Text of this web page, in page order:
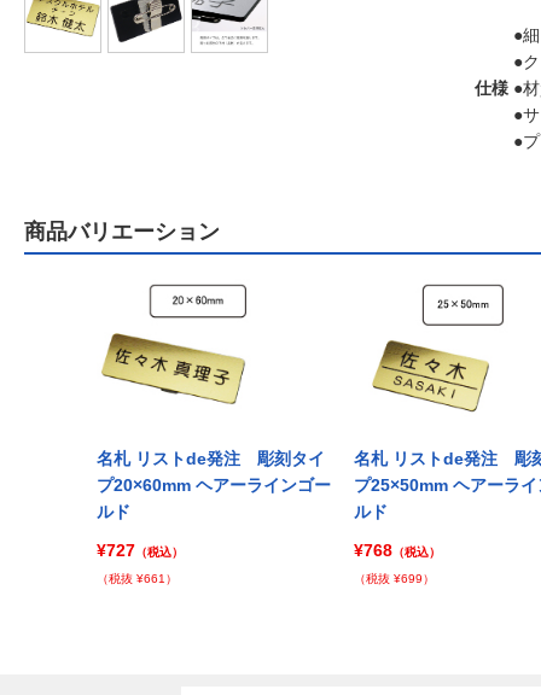
仕様
●
●
●
●
●
商品バリエーション
名札 リストde発注 彫刻タイ
プ20×60mm ヘアーラインゴー
ルド
¥727 （税込）
（税抜 ¥661）
名札 リストde発注 彫
プ25×50mm ヘアーラ
ルド
¥768 （税込）
（税抜 ¥699）